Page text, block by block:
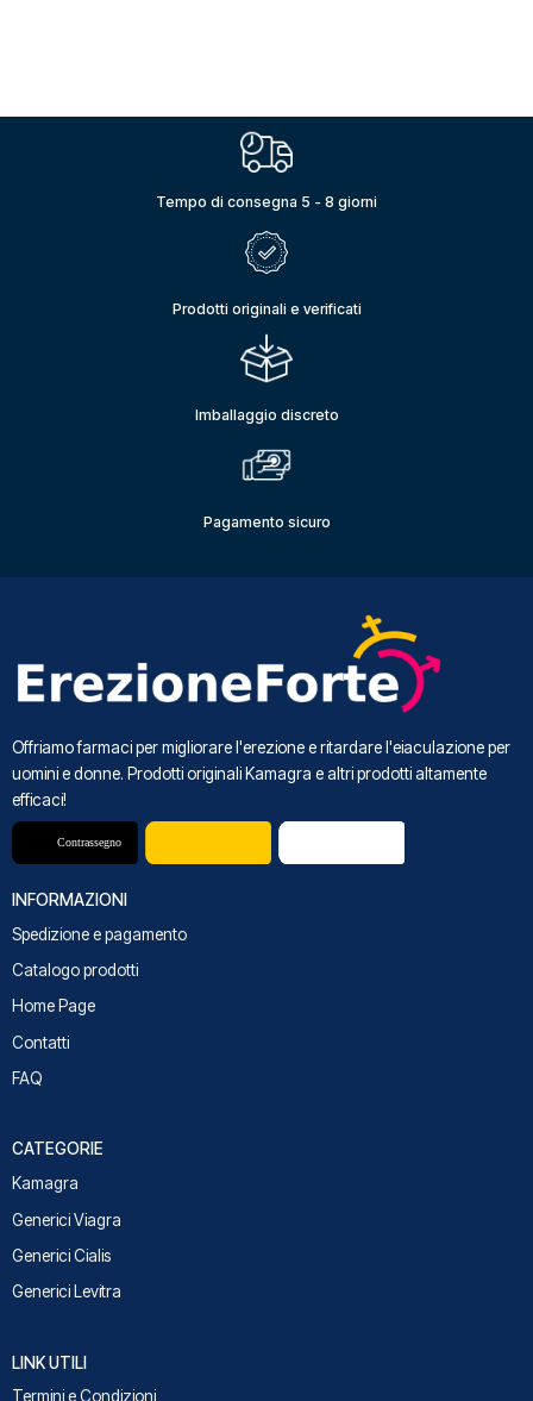
Tempo di consegna 5 - 8 giorni
Prodotti originali e verificati
Imballaggio discreto
Pagamento sicuro
Offriamo farmaci per migliorare l'erezione e ritardare l'eiaculazione per
uomini e donne. Prodotti originali Kamagra e altri prodotti altamente
efficaci!
INFORMAZIONI
Spedizione e pagamento
Catalogo prodotti
Home Page
Contatti
FAQ
CATEGORIE
Kamagra
Generici Viagra
Generici Cialis
Generici Levitra
LINK UTILI
Termini e Condizioni